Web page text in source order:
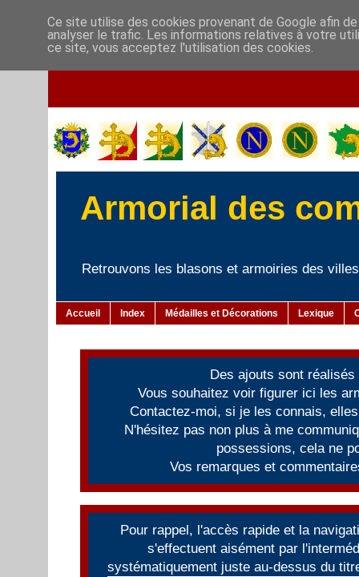
Armorial des
Retrouvons les blasons et armoiries des
Accueil Index Médailles et Décorations Lexique
Des ajouts sont
Vous souhaitez voir figurer ici les
Contactez-moi, si je les connais,
N'hésitez pas non plus à me
possessions, cela ne
Vos remarques et
Pour rappel, l'accès rapide et la
s'effectuent aisément par
systématiquement juste au-dessus du
Ce site utilise des cookies provenant de Google afin
analyser le trafic. Les informations relatives à votre
ce site, vous acceptez l'utilisation des cookies.